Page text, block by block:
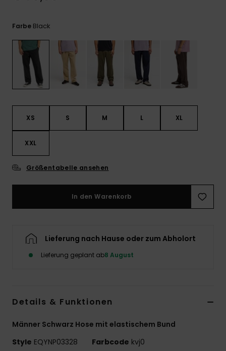
Farbe Black
XS S M L XL
XXL
Größentabelle ansehen
In den Warenkorb
Lieferung nach Hause oder zum Abholort
Lieferung geplant ab8 August
Details & Funktionen
Männer Schwarz Hose mit elastischem Bund
Style EQYNP03328 Farbcode kvj0